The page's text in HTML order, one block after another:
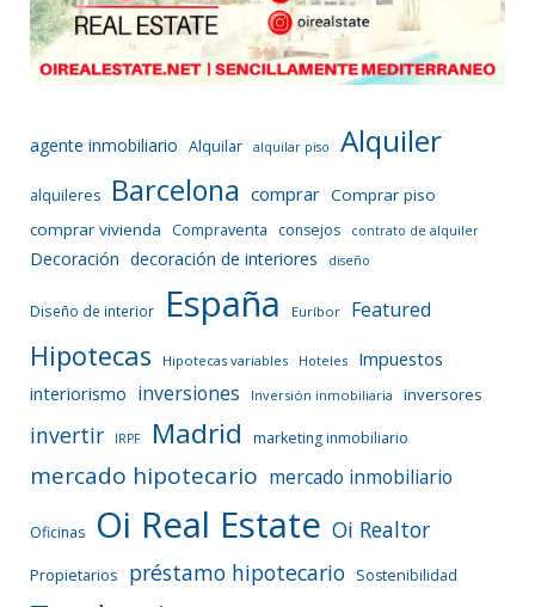
agente inmobiliario Alquilar alquilar piso Alquiler
alquileres Barcelona comprar Comprar piso
comprar vivienda
Compraventa consejos contrato de alquiler
Decoración decoración de interiores diseño
Diseño de interior España Euríbor Featured
Hipotecas Hipotecas variables Hoteles
Impuestos
interiorismo inversiones Inversión inmobiliaria inversores
invertir IRPF Madrid marketing inmobiliario
mercado hipotecario mercado inmobiliario
Oficinas Oi Real Estate Oi Realtor
Propietarios préstamo hipotecario Sostenibilidad